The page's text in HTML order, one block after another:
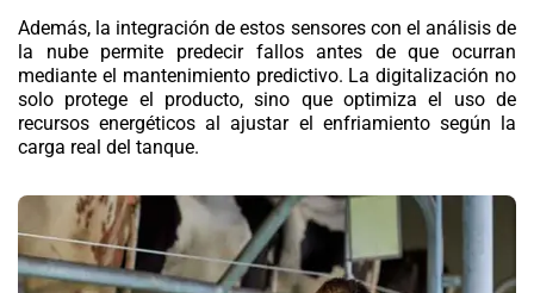
Además, la integración de estos sensores con el análisis de
la nube permite predecir fallos antes de que ocurran
mediante el mantenimiento predictivo. Ladigitalización no
solo protege el producto, sino que optimiza el uso de
recursos energéticos al ajustar el enfriamiento según la
carga real del tanque.